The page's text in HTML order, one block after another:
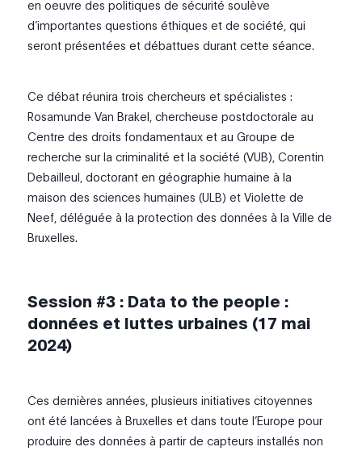
en oeuvre des politiques de sécurité soulève
d’importantes questions éthiques et de société, qui
seront présentées et débattues durant cette séance.
Ce débat réunira trois chercheurs et spécialistes :
Rosamunde Van Brakel, chercheuse postdoctorale au
Centre des droits fondamentaux et au Groupe de
recherche sur la criminalité et la société (VUB), Corentin
Debailleul, doctorant en géographie humaine à la
maison des sciences humaines (ULB) et Violette de
Neef, déléguée à la protection des données à la Ville de
Bruxelles.
Session #3 : Data to the people :
données et luttes urbaines (17 mai
2024)
Ces dernières années, plusieurs initiatives citoyennes
ont été lancées à Bruxelles et dans toute l’Europe pour
produire des données à partir de capteurs installés non